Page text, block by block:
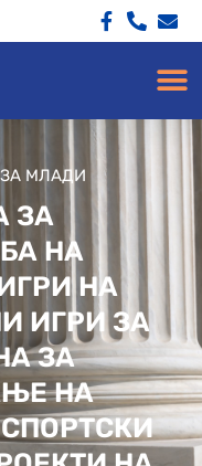
МЛАДИ
ЗА
НА
НА
ИГРИ ЗА
ЗА
НА